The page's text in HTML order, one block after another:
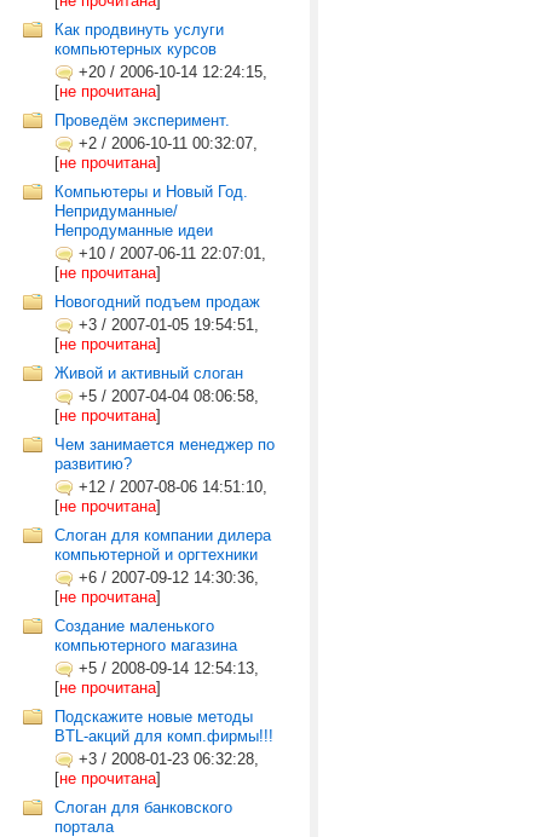
Как продвинуть услуги
компьютерных курсов
+20 / 2006-10-14 12:24:15,
[не прочитана]
Проведём эксперимент.
+2 / 2006-10-11 00:32:07,
[не прочитана]
Компьютеры и Новый Год.
Непридуманные/
Непродуманные идеи
+10 / 2007-06-11 22:07:01,
[не прочитана]
Новогодний подъем продаж
+3 / 2007-01-05 19:54:51,
[не прочитана]
Живой и активный слоган
+5 / 2007-04-04 08:06:58,
[не прочитана]
Чем занимается менеджер по
развитию?
+12 / 2007-08-06 14:51:10,
[не прочитана]
Слоган для компании дилера
компьютерной и оргтехники
+6 / 2007-09-12 14:30:36,
[не прочитана]
Создание маленького
компьютерного магазина
+5 / 2008-09-14 12:54:13,
[не прочитана]
Подскажите новые методы
BTL-акций для комп.фирмы!!!
+3 / 2008-01-23 06:32:28,
[не прочитана]
Слоган для банковского
портала